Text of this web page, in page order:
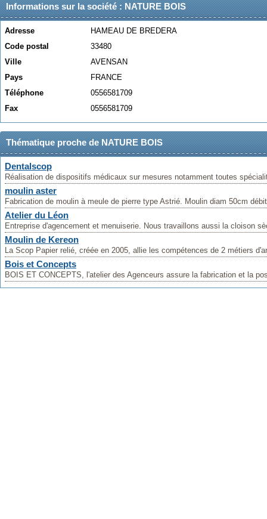
Informations sur la société : NATURE BOIS
Adresse
HAMEAU DE BREDERA
Code postal
33480
Ville
AVENSAN
Pays
FRANCE
Téléphone
0556581709
Fax
0556581709
Thématique proche de NATURE BOIS
Dentalscop
Réalisation de dispositifs médicaux sur mesures notamment toutes
moulin aster
Fabrication de moulin à meule de pierre type Astrié. Moulin diam 50cm
Atelier du Léon
Entreprise d'agencement et menuiserie. Nous travaillons aussi la cloison
Moulin de Kereon
La Scop Papier relié, créée en 2005, allie les compétences de 2 métiers
Bois et Concepts
BOIS ET CONCEPTS, l'atelier des Agenceurs assure la fabrication et la